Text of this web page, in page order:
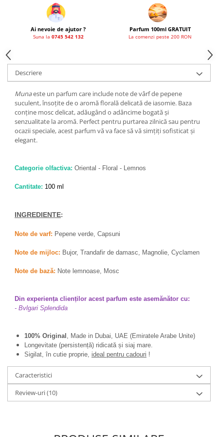
French Avenue
Grandeur Elite
Jenny Glow
Khalis
Lattafa Pride
Louis Varel
Maison Alhambra
Montage Brands
Nusuk
Vurv
Zaien
Zirconia
Oferta Saptamanii
Parfumuri Clona Originale
Puncte Cadou
Blog
Ai nevoie de ajutor ?
Suna la 0745 542 132
Parfum 100ml GRATUIT
La comenzi peste 200 RON
Descriere
Munaeste un parfum care include note de vârf de pepene
suculent, însoțite de o aromă florală delicată de iasomie. Baza
conține mosc delicat, adăugând o adâncime bogată și
senzualitate la aromă. Perfect pentru purtarea zilnică sau pentru
ocazii speciale, acest parfum vă va face să vă simțiți sofisticat și
elegant.
Categorie olfactiva: Oriental - Floral - Lemnos
Cantitate: 100 ml
INGREDIENTE:
Note de varf: Pepene verde, Capsuni
Note de mijloc: Bujor, Trandafir de damasc, Magnolie, Cyclamen
Note de bază: Note lemnoase, Mosc
Din experiența clienților acest parfum este asemănător cu:
- Bvlgari Splendida
100% Original , Made in Dubai, UAE (Emiratele Arabe Unite)
Longevitate (persistență) ridicată și siaj mare.
Sigilat, în cutie proprie, ideal pentru cadouri !
Caracteristici
Review-uri(10)